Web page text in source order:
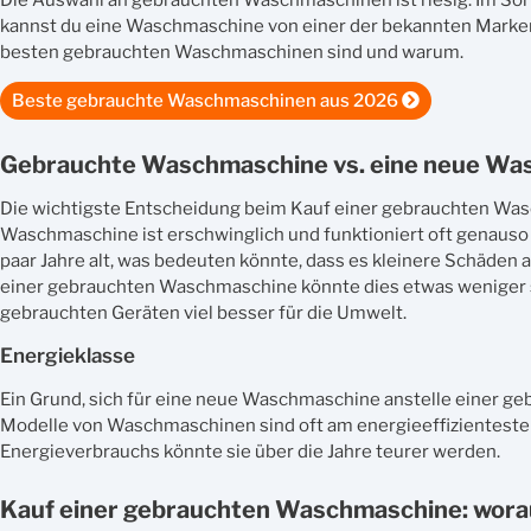
kannst du eine Waschmaschine von einer der bekannten
besten gebrauchten Waschmaschinen sind und warum.
Beste gebrauchte Waschmaschinen aus 2026
Gebrauchte Waschmaschine vs. eine neue
Die wichtigste Entscheidung beim Kauf einer gebrauchten
Waschmaschine ist erschwinglich und funktioniert oft
paar Jahre alt, was bedeuten könnte, dass es kleinere
einer gebrauchten Waschmaschine könnte dies etwas
gebrauchten Geräten viel besser für die Umwelt.
Energieklasse
Ein Grund, sich für eine neue Waschmaschine anstelle einer
Modelle von Waschmaschinen sind oft am
Energieverbrauchs könnte sie über die Jahre teurer werden.
Kauf einer gebrauchten Waschmaschine: